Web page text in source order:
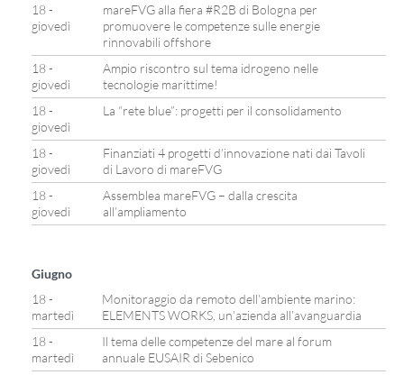
18 -
giovedì
mareFVG alla fiera #R2B di Bologna per
promuovere le competenze sulle energie
rinnovabili offshore
18 -
giovedì
Ampio riscontro sul tema idrogeno nelle
tecnologie marittime!
18 -
giovedì
La “rete blue”: progetti per il consolidamento
18 -
giovedì
Finanziati 4 progetti d’innovazione nati dai Tavoli
di Lavoro di mareFVG
18 -
giovedì
Assemblea mareFVG – dalla crescita
all’ampliamento
Giugno
18 -
martedì
Monitoraggio da remoto dell’ambiente marino:
ELEMENTS WORKS, un’azienda all’avanguardia
18 -
martedì
Il tema delle competenze del mare al forum
annuale EUSAIR di Sebenico